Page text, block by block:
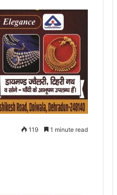
119 1 minute read